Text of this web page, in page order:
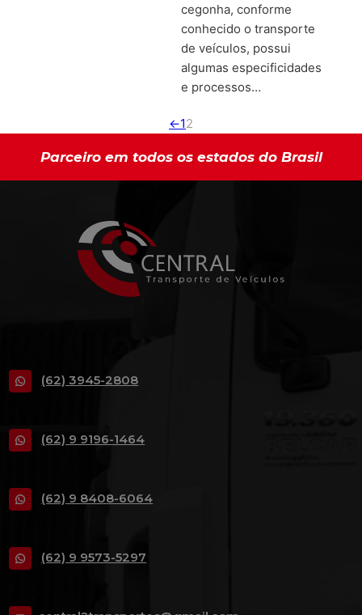
cegonha, conforme
conhecido o transporte
de veículos, possui
algumas especificidades
e processos…
←12
Parceiro em todos os estados do Brasil
(62) 3945-2808
(62) 9 9196-1464
(62) 9 8408-6064
(62) 9 9573-5297